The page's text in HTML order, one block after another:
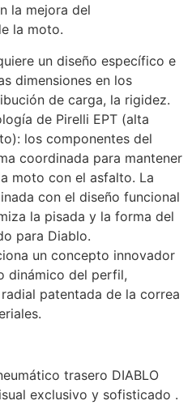
la mejora del
la moto.
un diseño específico e
dimensiones en los
de carga, la rigidez.
de Pirelli EPT (alta
los componentes del
coordinada para mantener
moto con el asfalto. La
con el diseño funcional
la pisada y la forma del
para Diablo.
un concepto innovador
dinámico del perfil,
patentada de la correa
trasero DIABLO
exclusivo y sofisticado .